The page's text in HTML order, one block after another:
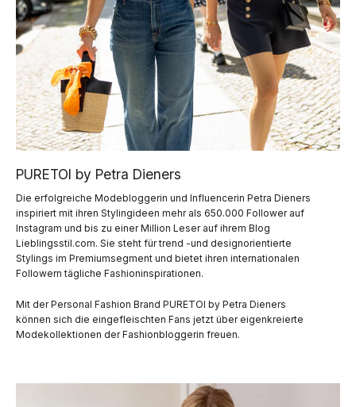
PURETOI by Petra Dieners
Die erfolgreiche Modebloggerin und Influencerin Petra Dieners
inspiriert mit ihren Stylingideen mehr als 650.000 Follower auf
Instagram und bis zu einer Million Leser auf ihrem Blog
Lieblingsstil.com. Sie steht für trend -und designorientierte
Stylings im Premiumsegment und bietet ihren internationalen
Followern tägliche Fashioninspirationen.
Mit der Personal Fashion Brand PURETOI by Petra Dieners
können sich die eingefleischten Fans jetzt über eigenkreierte
Modekollektionen der Fashionbloggerin freuen.